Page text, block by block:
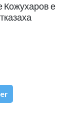
Кожухаров е